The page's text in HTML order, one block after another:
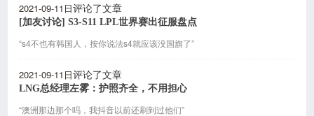
2021-09-11日评论了文章
[加友讨论] S3-S11 LPL世界赛出征服盘点
“s4不也有韩国人，按你说法s4就应该没国旗了”
2021-09-11日评论了文章
LNG总经理左雾：护照齐全，不用担心
“澳洲那边那个吗，我抖音以前还刷到过他们”